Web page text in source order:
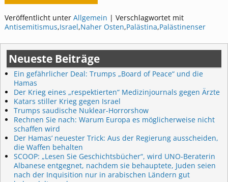
Veröffentlicht unter Allgemein | Verschlagwortet mit
Antisemitismus,Israel,Naher Osten,Palästina,Palästinenser
Neueste Beiträge
Ein gefährlicher Deal: Trumps „Board of Peace“ und die
Hamas
Der Krieg eines „respektierten“ Medizinjournals gegen Ärzte
Katars stiller Krieg gegen Israel
Trumps saudische Nuklear-Horrorshow
Rechnen Sie nach: Warum Europa es möglicherweise nicht
schaffen wird
Der Hamas‘ neuester Trick: Aus der Regierung ausscheiden,
die Waffen behalten
SCOOP: „Lesen Sie Geschichtsbücher“, wird UNO-Beraterin
Albanese entgegnet, nachdem sie behauptete, Juden seien
nach der Inquisition nur in arabischen Ländern gut